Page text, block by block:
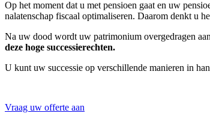
Op het moment dat u met pensioen gaat en uw
nalatenschap fiscaal optimaliseren. Daarom denkt u
Na uw dood wordt uw patrimonium overgedragen
deze hoge successierechten.
U kunt uw successie op verschillende manieren in
Vraag uw offerte aan